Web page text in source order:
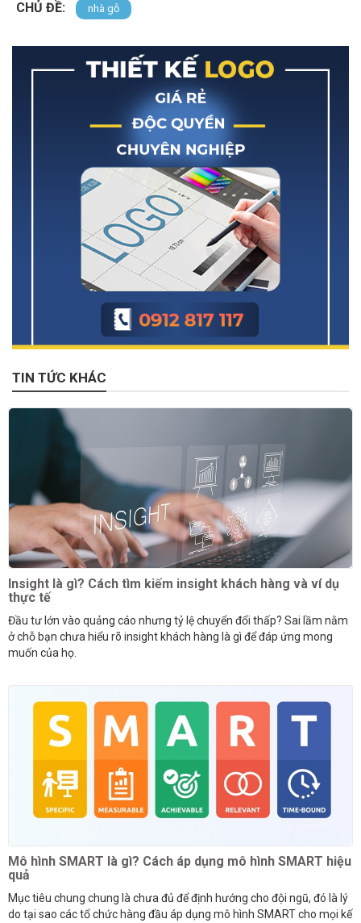
CHỦ ĐỀ: nhà gỗ
TIN TỨC KHÁC
Insight là gì? Cách tìm kiếm insight khách hàng và ví dụ
thực tế
Đầu tư lớn vào quảng cáo nhưng tỷ lệ chuyển đổi thấp? Sai lầm nằm
ở chỗ bạn chưa hiểu rõ insight khách hàng là gì để đáp ứng mong
muốn của họ.
Mô hình SMART là gì? Cách áp dụng mô hình SMART hiệu
quả
Mục tiêu chung chung là chưa đủ để định hướng cho đội ngũ, đó là lý
do tại sao các tổ chức hàng đầu áp dụng mô hình SMART cho mọi kế